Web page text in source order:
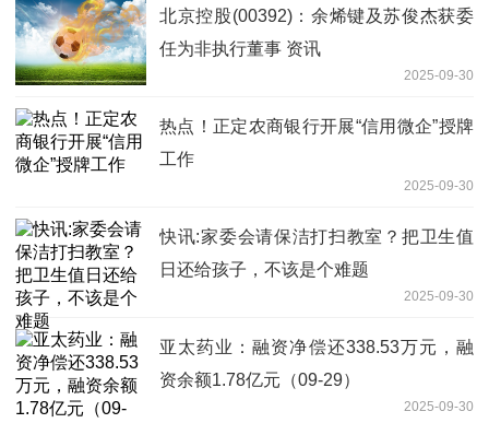
北京控股(00392)：余烯键及苏俊杰获委
任为非执行董事 资讯
2025-09-30
热点！正定农商银行开展“信用微企”授牌
工作
2025-09-30
快讯:家委会请保洁打扫教室？把卫生值
日还给孩子，不该是个难题
2025-09-30
亚太药业：融资净偿还338.53万元，融
资余额1.78亿元（09-29）
2025-09-30